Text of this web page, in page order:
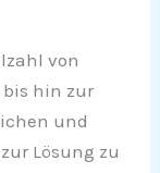
von
hin zur
und
Lösung zu